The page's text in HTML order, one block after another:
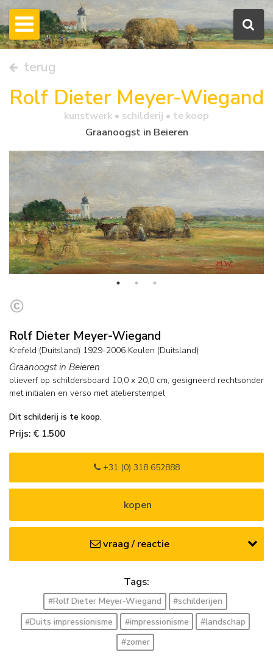
terug
Rolf Dieter Meyer-Wiegand
kunstwerk • schilderij • te koop
Graanoogst in Beieren
Rolf Dieter Meyer-Wiegand
Krefeld (Duitsland) 1929-2006 Keulen (Duitsland)
Graanoogst in Beieren
olieverf op schildersboard 10,0 x 20,0 cm, gesigneerd rechtsonder
met initialen en verso met atelierstempel
Dit schilderij is te koop.
Prijs: € 1.500
+31 (0) 318 652888
kopen
vraag / reactie
Tags:
#Rolf Dieter Meyer-Wiegand
#schilderijen
#Duits impressionisme
#impressionisme
#landschap
#zomer